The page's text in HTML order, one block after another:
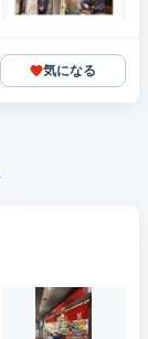
気になる